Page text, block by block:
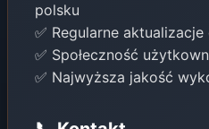
polsku
✅ Regularne
✅ Społeczność
✅ Najwyższa jakość